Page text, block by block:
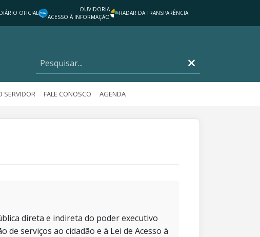
OFICIAL
OUVIDORIA
ACESSO À INFORMAÇÃO
RADAR DA TRANSPARÊNCIA
SERVIDOR FALE CONOSCO AGENDA
direta e indireta do poder executivo
serviços ao cidadão e à Lei de Acesso à